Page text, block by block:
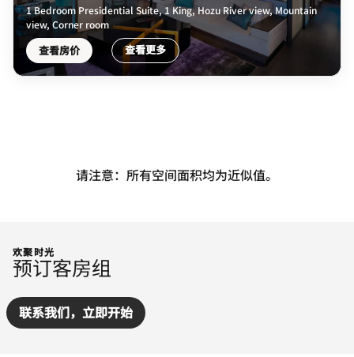
1 Bedroom Presidential Suite, 1 King, Hozu River view, Mountain
view, Corner room
查看房价 查看更多
请注意：所有空间面积均为近似值。
欢聚时光
预订客房组
联系我们，立即开始